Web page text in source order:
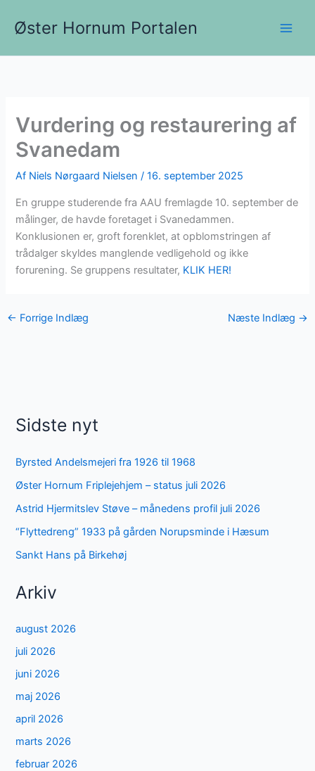
Øster Hornum Portalen
Vurdering og restaurering af
Svanedam
Af Niels Nørgaard Nielsen/16. september 2025
En gruppe studerende fra AAU fremlagde 10. september de
målinger, de havde foretaget i Svanedammen.
Konklusionen er, groft forenklet, at opblomstringen af
trådalger skyldes manglende vedligehold og ikke
forurening. Se gruppens resultater, KLIK HER!
← Forrige Indlæg Næste Indlæg →
Sidste nyt
Byrsted Andelsmejeri fra 1926 til 1968
Øster Hornum Friplejehjem – status juli 2026
Astrid Hjermitslev Støve – månedens profil juli 2026
“Flyttedreng” 1933 på gården Norupsminde i Hæsum
Sankt Hans på Birkehøj
Arkiv
august 2026
juli 2026
juni 2026
maj 2026
april 2026
marts 2026
februar 2026